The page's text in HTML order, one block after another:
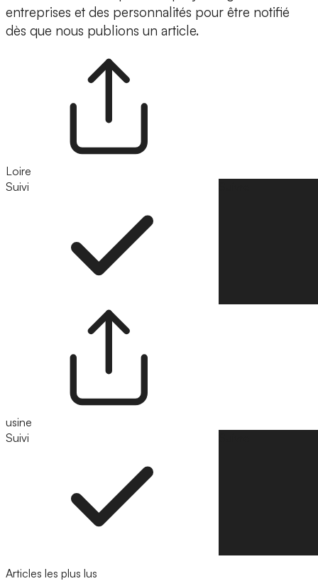
entreprises et des personnalités pour être notifié
dès que nous publions un article.
Loire
Suivi
usine
Suivi
Articles les plus lus